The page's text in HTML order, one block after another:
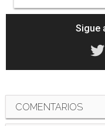
Sigue
COMENTARIOS